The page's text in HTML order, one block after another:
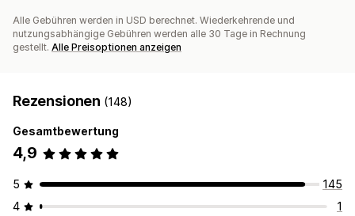
Alle Gebühren werden in USD berechnet. Wiederkehrende und
nutzungsabhängige Gebühren werden alle 30 Tage in Rechnung
gestellt. Alle Preisoptionen anzeigen
Rezensionen (148)
Gesamtbewertung
4,9
5
145
4
1